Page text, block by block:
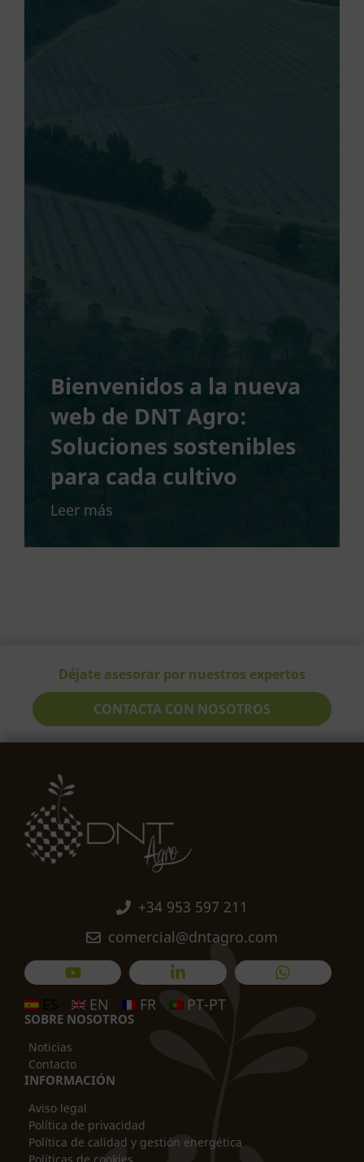
Bienvenidos a la nueva
web de DNT Agro:
Soluciones sostenibles
para cada cultivo
Leer más
Déjate asesorar por nuestros expertos
CONTACTA CON NOSOTROS
+34 953 597 211
comercial@dntagro.com
EN FR PT-PT
SOBRE NOSOTROS
Noticias
Contacto
INFORMACIÓN
Aviso legal
Política de privacidad
Política de calidad y gestión energética